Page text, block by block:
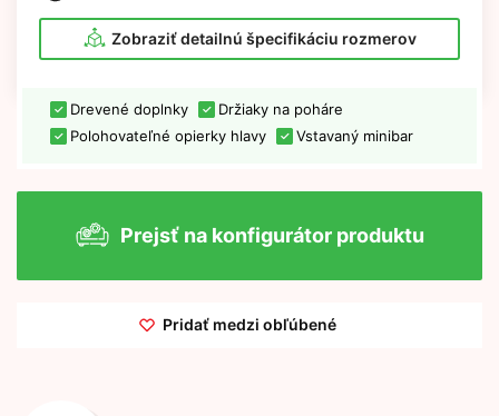
Zobraziť detailnú špecifikáciu rozmerov
Drevené doplnky
Držiaky na poháre
Polohovateľné opierky hlavy
Vstavaný minibar
Prejsť na konfigurátor produktu
Pridať medzi obľúbené